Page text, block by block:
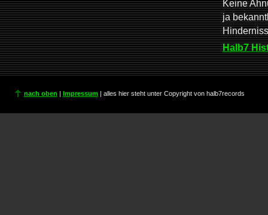
Keine
ja
Halb7
nach oben | Impressum | alles hier steht unter Copyright von halb7records